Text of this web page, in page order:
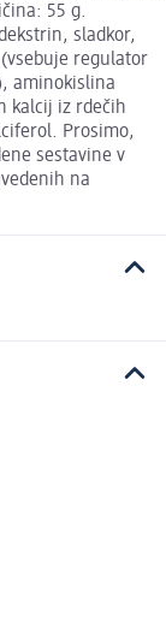
55 g.
sladkor,
regulator
aminokislina
kalcij iz rdečih
Prosimo,
sestavine v
na